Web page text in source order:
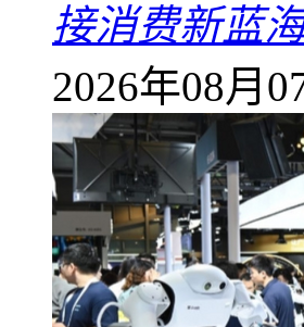
接消费新蓝
2026年08月